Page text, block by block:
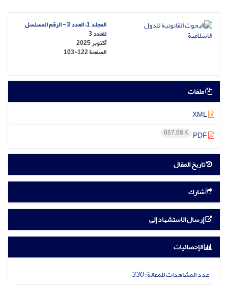
المجلد 1، العدد 3 - الرقم المسلسل
للعدد 3
أكتوبر 2025
الصفحة103-122
ملفات
667.68 K
تاریخ المقال
شارك
إرسال الاستشهاد إلى
الإحصائيات
عدد المشاهدات للمقالة:330